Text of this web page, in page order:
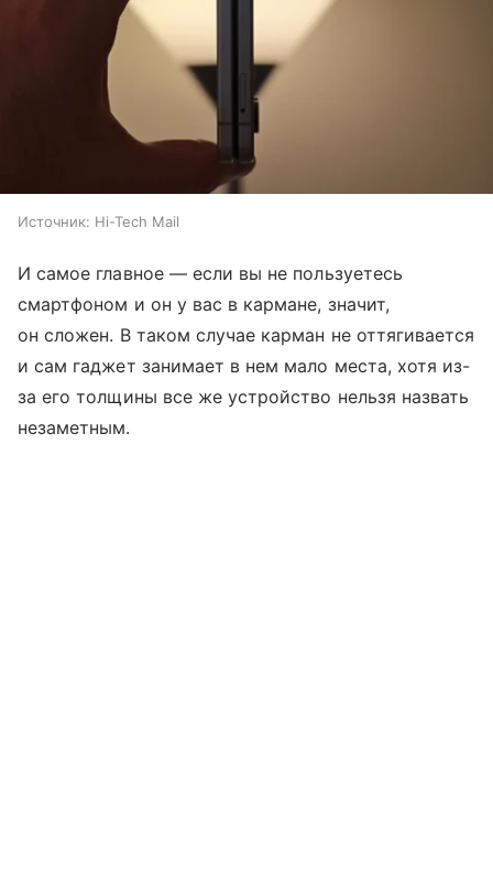
Источник: Hi-Tech Mail
И самое главное — если вы не пользуетесь
смартфоном и он у вас в кармане, значит,
он сложен. В таком случае карман не оттягивается
и сам гаджет занимает в нем мало места, хотя из-
за его толщины все же устройство нельзя назвать
незаметным.